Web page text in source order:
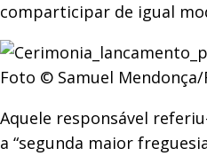
comparticipar de igual
Foto © Samuel
Aquele responsável
a “segunda maior